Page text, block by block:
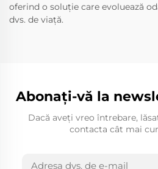
oferind o soluție care evoluează
dvs. de viață.
Abonați-vă la
Dacă aveți vreo întrebare,
contacta cât mai